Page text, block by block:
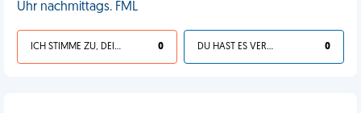
Uhr nachmittags. FML
ICH STIMME ZU, DEIN LEBEN IST SCHEISSE 0 DU HAST ES VERDIENT 0